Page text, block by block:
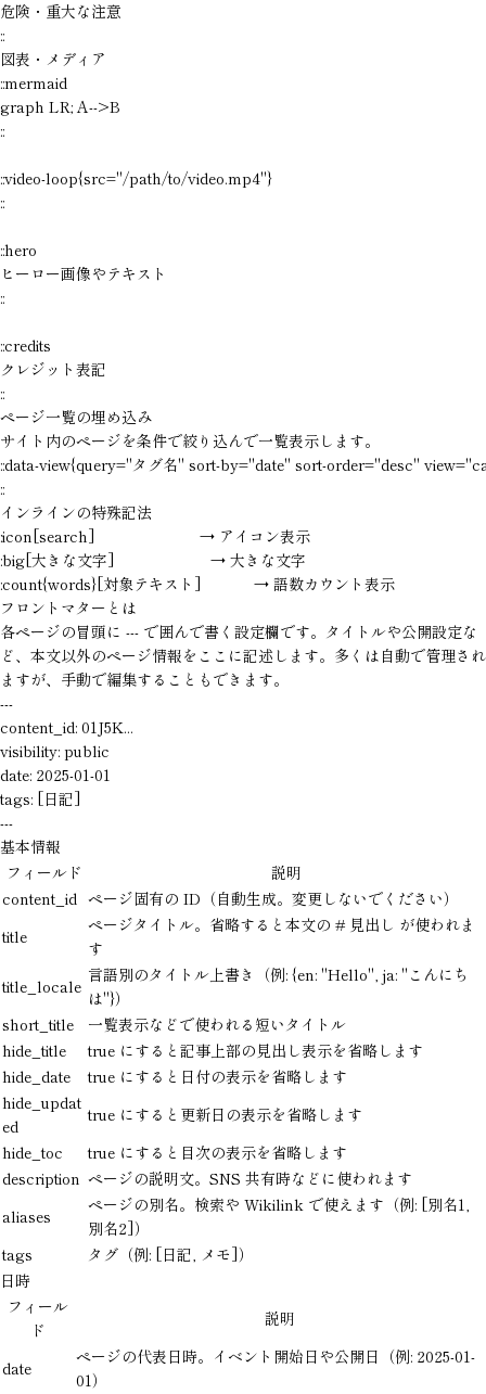
危険・重大な注意
::
図表・メディア
::mermaid
graph LR; A-->B
::
::video-loop{src="/path/to/video.mp4"}
::
::hero
ヒーロー画像やテキスト
::
::credits
クレジット表記
::
ページ一覧の埋め込み
サイト内のページを条件で絞り込んで一覧表示します。
::data-view{query="タグ名" sort-by="date" sort-order="desc"
::
インラインの特殊記法
:icon[search]                        → アイコン表示
:big[大きな文字]                      → 大きな文字
:count{words}[対象テキスト]            → 語数カウント表示
フロントマターとは
各ページの冒頭に --- で囲んで書く設定欄です。タイトルや公開設定な
ど、本文以外のページ情報をここに記述します。多くは自動で管理され
ますが、手動で編集することもできます。
---
content_id: 01J5K...
visibility: public
date: 2025-01-01
tags: [日記]
---
基本情報
フィールド
説明
content_id ページ固有の ID（自動生成。変更しないでください）
title
ページタイトル。省略すると本文の # 見出し が使われま
す
title_locale
言語別のタイトル上書き（例: {en: "Hello", ja: "こんにち
は"}）
short_title
一覧表示などで使われる短いタイトル
hide_title
true にすると記事上部の見出し表示を省略します
hide_date
true にすると日付の表示を省略します
hide_updat
ed
true にすると更新日の表示を省略します
hide_toc
true にすると目次の表示を省略します
description ページの説明文。SNS 共有時などに使われます
aliases
ページの別名。検索や Wikilink で使えます（例: [別名1,
別名2]）
tags
タグ（例: [日記, メモ]）
日時
フィール
ド
説明
date
ページの代表日時。イベント開始日や公開日（例: 2025-01-
01）